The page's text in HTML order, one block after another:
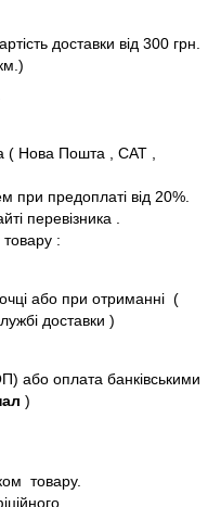
доставки від 300 грн.
( Нова Пошта , САТ ,
предоплаті від 20%.
перевізника .
:
або при отриманні (
доставки )
або оплата банківськими
)
товару.